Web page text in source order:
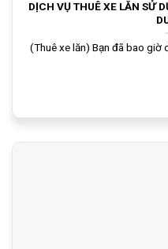
DỊCH VỤ THUÊ XE LĂN SỬ
(Thuê xe lăn) Bạn đã bao giờ